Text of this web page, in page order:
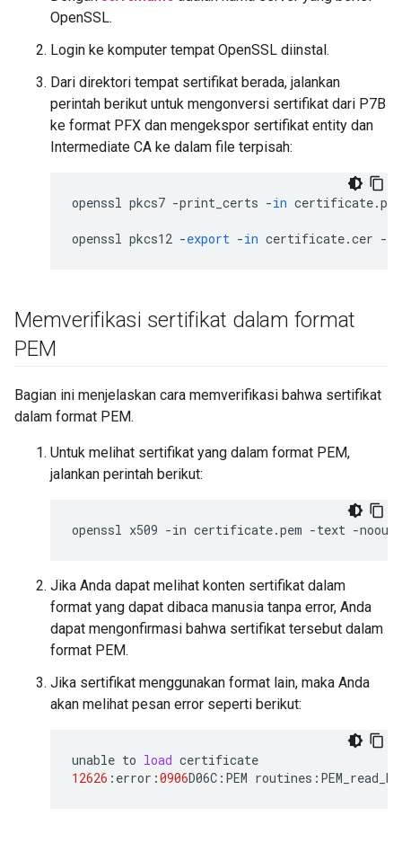
OpenSSL.
Login ke komputer tempat OpenSSL diinstal.
Dari direktori tempat sertifikat berada, jalankan
perintah berikut untuk mengonversi sertifikat dari P7B
ke format PFX dan mengekspor sertifikat entity dan
Intermediate CA ke dalam file terpisah:
openssl pkcs7 -print_certs -in certificate.p7b
openssl pkcs12 -export -in certificate.cer -
Memverifikasi sertifikat dalam format
PEM
Bagian ini menjelaskan cara memverifikasi bahwa sertifikat
dalam format PEM.
Untuk melihat sertifikat yang dalam format PEM,
jalankan perintah berikut:
openssl x509 -in certificate.pem -text -noout
Jika Anda dapat melihat konten sertifikat dalam
format yang dapat dibaca manusia tanpa error, Anda
dapat mengonfirmasi bahwa sertifikat tersebut dalam
format PEM.
Jika sertifikat menggunakan format lain, maka Anda
akan melihat pesan error seperti berikut:
unable to load certificate
12626 : error :0906D06C : PEM routines :